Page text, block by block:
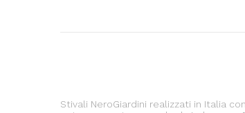
Stivali NeroGiardini realizzati in Italia